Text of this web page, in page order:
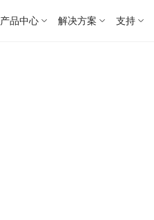
产品中心 解决方案 支持